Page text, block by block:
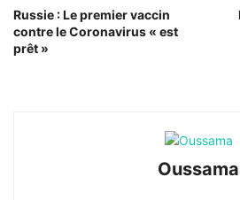
Russie : Le premier vaccin
contre le Coronavirus « est
prêt »
Oussama